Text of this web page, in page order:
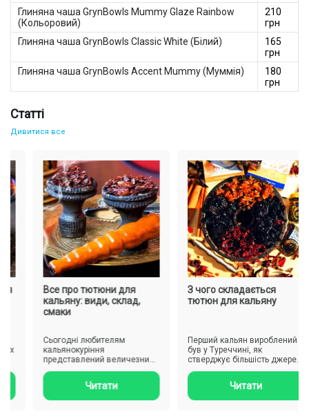
Глиняна чаша GrynBowls Mummy Glaze Rainbow
(Кольоровий)
210
грн
Глиняна чаша GrynBowls Classic White (Білий)
165
грн
Глиняна чаша GrynBowls Accent Mummy (Муммія)
180
грн
Статті
Дивитися все
Все про тютюни для
кальяну: види, склад,
смаки
Сьогодні любителям
кальянокуріння
представлений величезний
вибір різноманітних сумішей
тютюну, проте..
Читати
З чого складається
тютюн для кальяну
Перший кальян вироблений
був у Туреччині, як
стверджує більшість джерел,
а Індії. І лише в 19-му сто..
Читати